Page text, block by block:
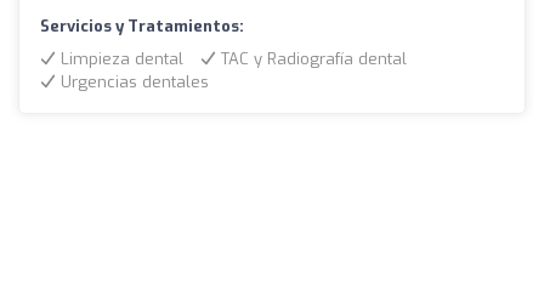
Servicios y Tratamientos:
Limpieza dental
TAC y Radiografía dental
Urgencias dentales